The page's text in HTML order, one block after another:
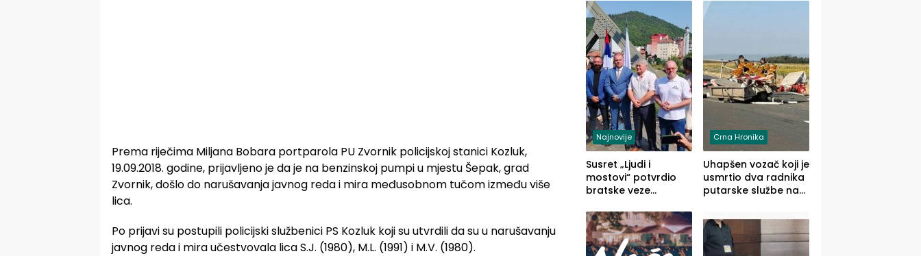
Prema riječima Miljana Bobara portparola PU Zvornik policijskoj stanici Kozluk,
19.09.2018. godine, prijavljeno je da je na benzinskoj pumpi u mjestu Šepak, grad
Zvornik, došlo do narušavanja javnog reda i mira međusobnom tučom između više
lica.
Po prijavi su postupili policijski službenici PS Kozluk koji su utvrdili da su u narušavanju
javnog reda i mira učestvovala lica S.J. (1980), M.L. (1991) i M.V. (1980).
Najnovije
Susret „Ljudi i
mostovi“ potvrdio
bratske veze
Zvornika
Crna Hronika
Uhapšen vozač koji je
usmrtio dva radnika
putarske službe na
prema Šapcu
(FOTO)